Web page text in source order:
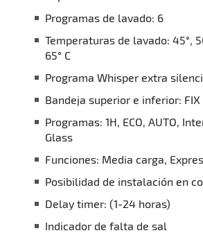
Programas de lavado: 6
Temperaturas de lavado: 45°,
65° C
Programa Whisper extra
Bandeja superior e inferior: FIX
Programas: 1H, ECO, AUTO,
Glass
Funciones: Media carga,
Posibilidad de instalación en
Delay timer: (1-24 horas)
Indicador de falta de sal